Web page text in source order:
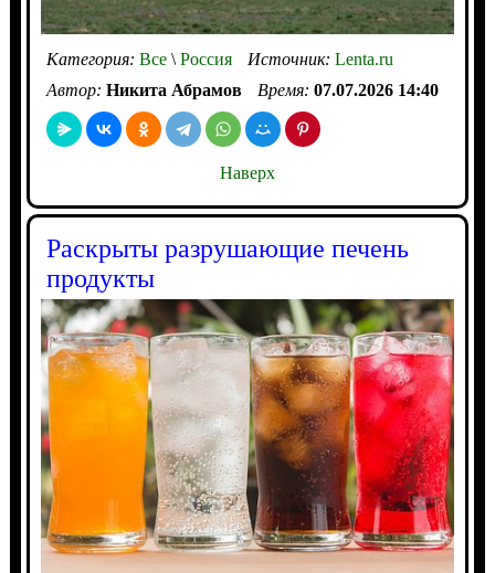
Категория: Все\Россия Источник: Lenta.ru
Автор: Никита Абрамов Время: 07.07.2026 14:40
Наверх
Раскрыты разрушающие печень
продукты